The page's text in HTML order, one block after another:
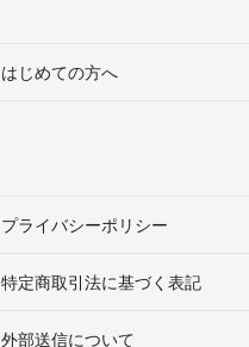
はじめての方へ
プライバシーポリシー
特定商取引法に基づく表記
外部送信について